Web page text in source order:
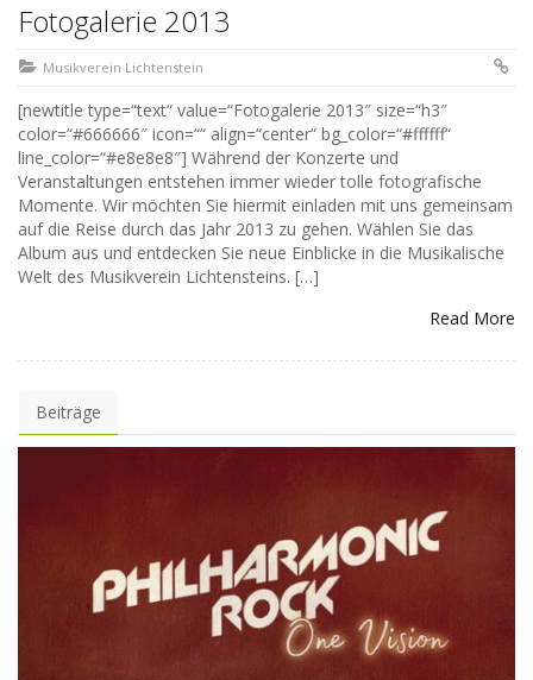
Fotogalerie 2013
Musikverein Lichtenstein
[newtitle type=“text“ value=“Fotogalerie 2013″ size=“h3″
color=“#666666″ icon=““ align=“center“ bg_color=“#ffffff“
line_color=“#e8e8e8″] Während der Konzerte und
Veranstaltungen entstehen immer wieder tolle fotografische
Momente. Wir möchten Sie hiermit einladen mit uns gemeinsam
auf die Reise durch das Jahr 2013 zu gehen. Wählen Sie das
Album aus und entdecken Sie neue Einblicke in die Musikalische
Welt des Musikverein Lichtensteins. […]
Read More
Beiträge